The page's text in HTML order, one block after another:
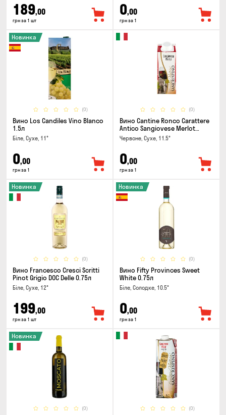
189,00
грн за 1 шт
0,00
грн за 1
(0)
Новинка
Вино Los Candiles Vino Blanco
1.5л
Біле, Сухе, 11°
0,00
грн за 1
(0)
Вино Cantine Ronco Carattere
Antico Sangiovese Merlot
Rubicone IGT 0.25л
Червоне, Сухе, 11.5°
0,00
грн за 1
(0)
Новинка
Вино Francesco Cresci Scritti
Pinot Grigio DOC Delle 0.75л
Біле, Сухе, 12°
199,00
грн за 1 шт
(0)
Новинка
Вино Fifty Provinces Sweet
White 0.75л
Біле, Солодке, 10.5°
0,00
грн за 1
(0)
Новинка
(0)